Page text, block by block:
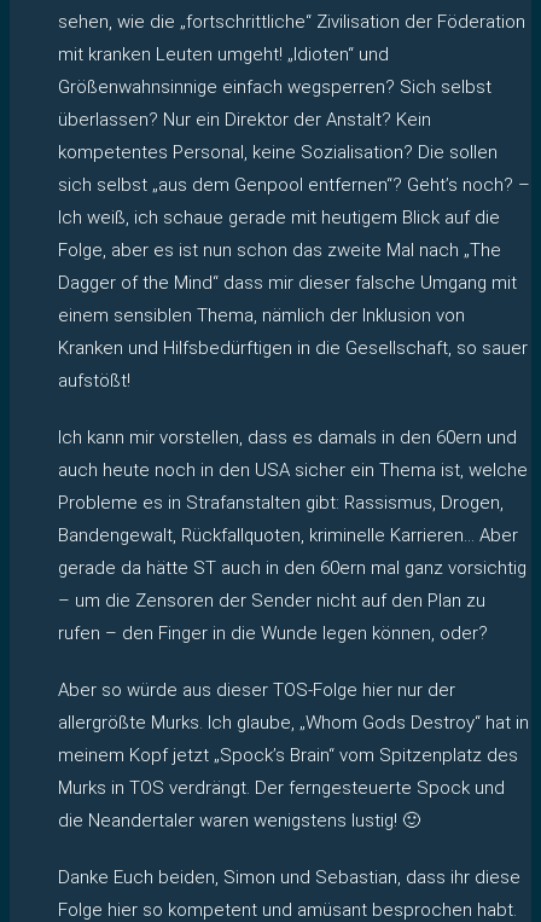
sehen, wie die „fortschrittliche“ Zivilisation der Föderation
mit kranken Leuten umgeht! „Idioten“ und
Größenwahnsinnige einfach wegsperren? Sich selbst
überlassen? Nur ein Direktor der Anstalt? Kein
kompetentes Personal, keine Sozialisation? Die sollen
sich selbst „aus dem Genpool entfernen“? Geht’s noch? –
Ich weiß, ich schaue gerade mit heutigem Blick auf die
Folge, aber es ist nun schon das zweite Mal nach „The
Dagger of the Mind“ dass mir dieser falsche Umgang mit
einem sensiblen Thema, nämlich der Inklusion von
Kranken und Hilfsbedürftigen in die Gesellschaft, so sauer
aufstößt!
Ich kann mir vorstellen, dass es damals in den 60ern und
auch heute noch in den USA sicher ein Thema ist, welche
Probleme es in Strafanstalten gibt: Rassismus, Drogen,
Bandengewalt, Rückfallquoten, kriminelle Karrieren… Aber
gerade da hätte ST auch in den 60ern mal ganz vorsichtig
– um die Zensoren der Sender nicht auf den Plan zu
rufen – den Finger in die Wunde legen können, oder?
Aber so würde aus dieser TOS-Folge hier nur der
allergrößte Murks. Ich glaube, „Whom Gods Destroy“ hat in
meinem Kopf jetzt „Spock’s Brain“ vom Spitzenplatz des
Murks in TOS verdrängt. Der ferngesteuerte Spock und
die Neandertaler waren wenigstens lustig! 🙂
Danke Euch beiden, Simon und Sebastian, dass ihr diese
Folge hier so kompetent und amüsant besprochen habt.